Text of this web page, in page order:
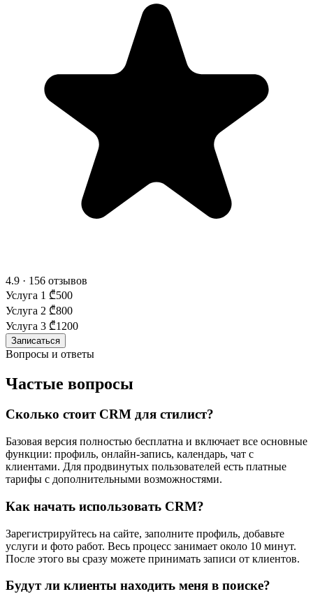
4.9 · 156 отзывов
Услуга 1 ₾500
Услуга 2 ₾800
Услуга 3 ₾1200
Записаться
Вопросы и ответы
Частые вопросы
Сколько стоит CRM для стилист?
Базовая версия полностью бесплатна и включает все основные
функции: профиль, онлайн-запись, календарь, чат с
клиентами. Для продвинутых пользователей есть платные
тарифы с дополнительными возможностями.
Как начать использовать CRM?
Зарегистрируйтесь на сайте, заполните профиль, добавьте
услуги и фото работ. Весь процесс занимает около 10 минут.
После этого вы сразу можете принимать записи от клиентов.
Будут ли клиенты находить меня в поиске?